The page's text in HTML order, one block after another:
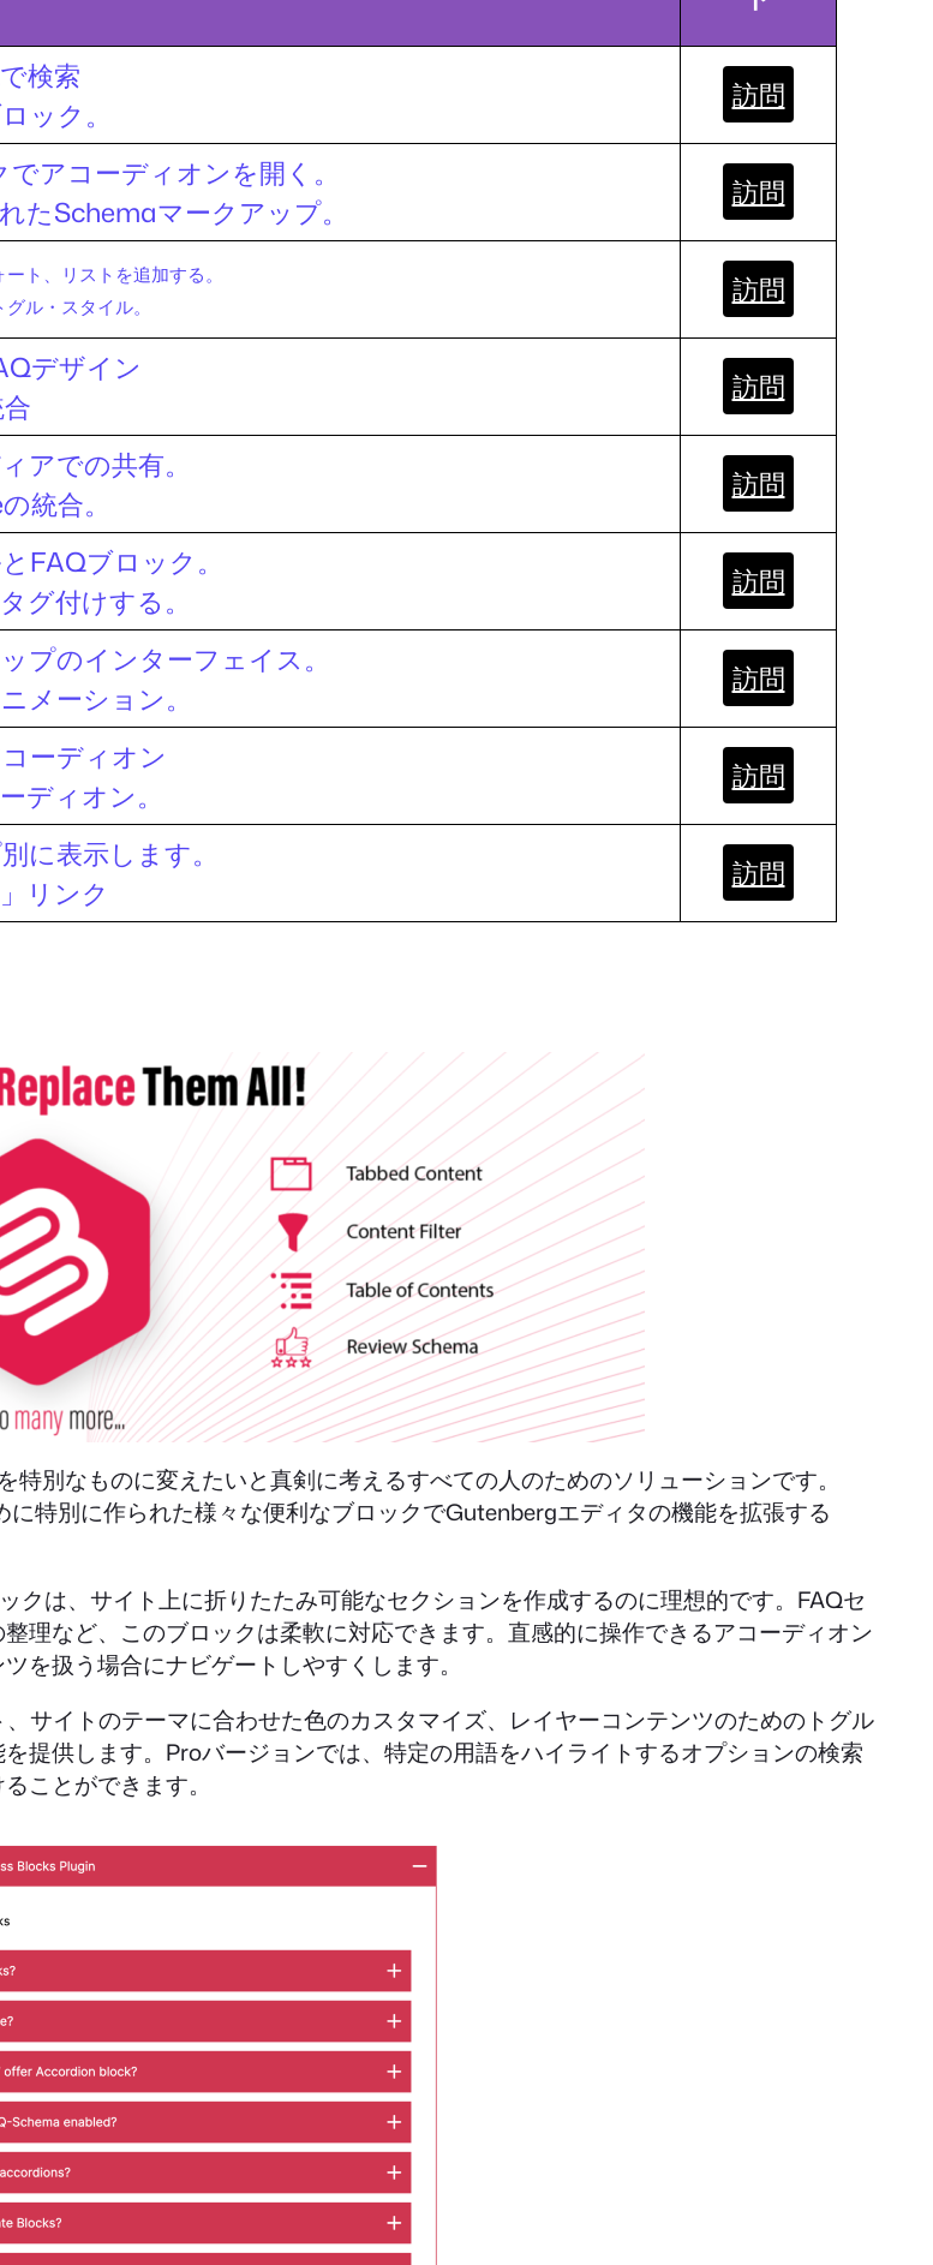
検索
ック。
訪問
アコーディオンを開く。
たSchemaマークアップ。
訪問
ト、リストを追加する。
ル・スタイル。
訪問
デザイン
訪問
アでの共有。
統合。
訪問
FAQブロック。
グ付けする。
訪問
プのインターフェイス。
メーション。
訪問
ーディオン
ディオン。
訪問
に表示します。
リンク
訪問
特別なものに変えたいと真剣に考えるすべての人のためのソリューションです。
特別に作られた様々な便利なブロックでGutenbergエディタの機能を拡張する
は、サイト上に折りたたみ可能なセクションを作成するのに理想的です。FAQセ
理など、このブロックは柔軟に対応できます。直感的に操作できるアコーディオン
を扱う場合にナビゲートしやすくします。
サイトのテーマに合わせた色のカスタマイズ、レイヤーコンテンツのためのトグル
提供します。Proバージョンでは、特定の用語をハイライトするオプションの検索
ことができます。